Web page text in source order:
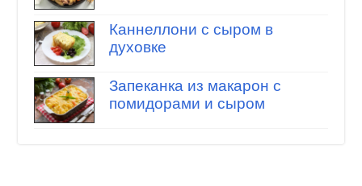
Каннеллони с сыром в
духовке
Запеканка из макарон с
помидорами и сыром